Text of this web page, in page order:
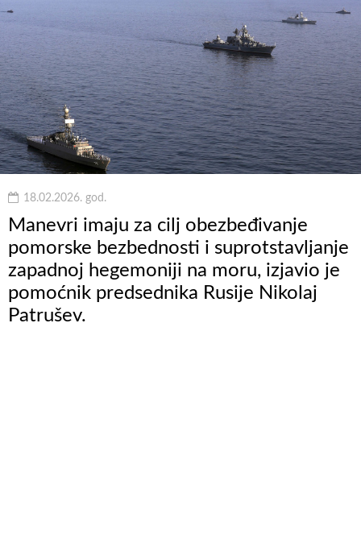
18.02.2026. god.
Manevri imaju za cilj obezbeđivanje
pomorske bezbednosti i suprotstavljanje
zapadnoj hegemoniji na moru, izjavio je
pomoćnik predsednika Rusije Nikolaj
Patrušev.